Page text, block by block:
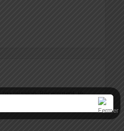
mission. Récemment, je